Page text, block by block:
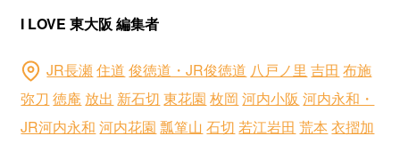
I LOVE 東大阪 編集者
JR長瀬住道 俊徳道・JR俊徳道 八戸ノ里 吉田 布施
弥刀 徳庵 放出 新石切 東花園 枚岡 河内小阪 河内永和・
JR河内永和 河内花園 瓢箪山 石切 若江岩田 荒本 衣摺加